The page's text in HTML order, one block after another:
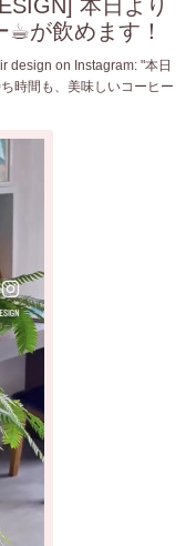
本日より
が飲めます！
design on Instagram: "本日
時間も、美味しいコーヒー